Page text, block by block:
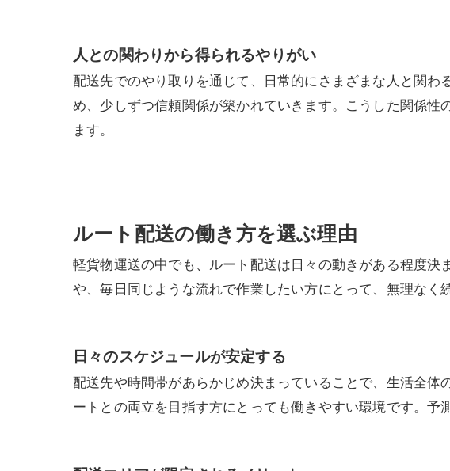
人との関わりから得られるやりがい
配送先でのやり取りを通じて、日常的にさまざまな人と関
め、少しずつ信頼関係が築かれていきます。こうした関係
ます。
ルート配送の働き方を選ぶ理由
軽貨物運送の中でも、ルート配送は日々の動きがある程度
や、毎日同じような流れで作業したい方にとって、無理なく
日々のスケジュールが安定する
配送先や時間帯があらかじめ決まっていることで、生活全
ートとの両立を目指す方にとっても働きやすい環境です。